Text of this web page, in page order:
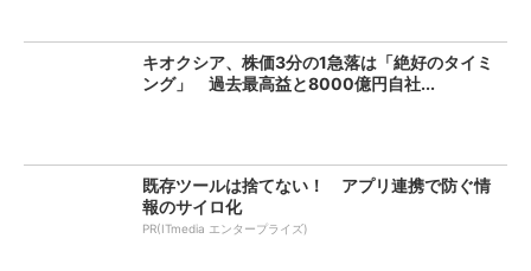
キオクシア、株価3分の1急落は「絶好のタイミ
ング」 過去最高益と8000億円自社...
既存ツールは捨てない！ アプリ連携で防ぐ情
報のサイロ化
PR(ITmedia エンタープライズ)